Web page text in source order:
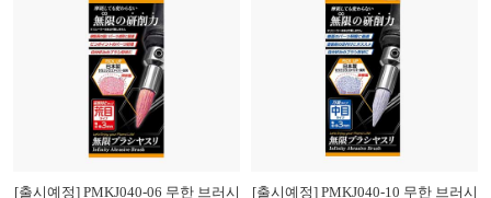
[출시예정] PMKJ040-06 무한 브러시
[출시예정] PMKJ040-10 무한 브러시